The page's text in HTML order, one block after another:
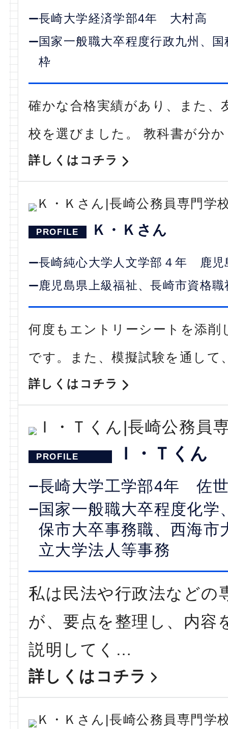
長崎大学経済学部4年 大村高
国家一般職大卒程度行政九州、
枠
確かな合格実績があり、また
校を選びました。 教科書が分
詳しくはコチラ
Ｋ・Ｋさん
長崎純心大学人文学部４年 鹿児
鹿児島県上級福祉、長崎市資格
何度もエントリーシートを添
です。また、模擬試験を通し
詳しくはコチラ
Ｉ・Ｔくん
長崎大学工学部4年 佐
国家一般職大卒程度化
保市大卒事務職、西海市
立大学法人等事務
私は民法や行政法などの
が、要点を整理し、内容
説明してく…
詳しくはコチラ